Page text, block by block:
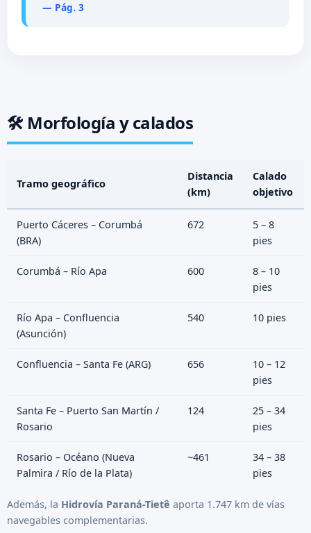
— Pág. 3
🛠️ Morfología y calados
Tramo geográfico
Distancia
(km)
Calado
objetivo
Puerto Cáceres – Corumbá
(BRA)
672
5 – 8
pies
Corumbá – Río Apa 600
8 – 10
pies
Río Apa – Confluencia
(Asunción)
540 10 pies
Confluencia – Santa Fe (ARG) 656
10 – 12
pies
Santa Fe – Puerto San Martín /
Rosario
124
25 – 34
pies
Rosario – Océano (Nueva
Palmira / Río de la Plata)
~461
34 – 38
pies
Además, la Hidrovía Paraná-Tietê aporta 1.747 km de vías
navegables complementarias.